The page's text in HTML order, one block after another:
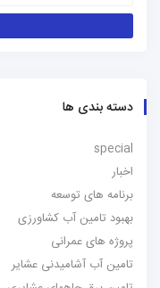
دسته بندی ها
special
اخبار
برنامه های توسعه
بهبود تامین آب کشاورزی
پروژه های عمرانی
تامین آب آشامیدنی عشایر